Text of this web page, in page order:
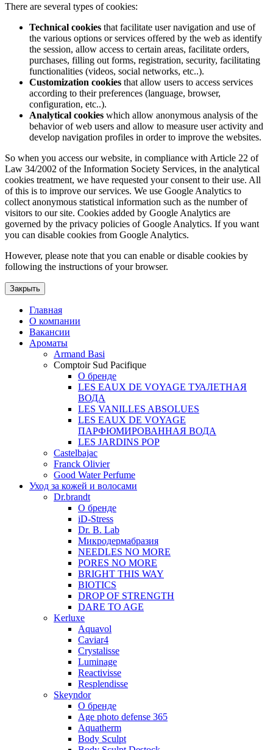
There are several types of cookies:
Technical cookies that facilitate user navigation and use of
the various options or services offered by the web as identify
the session, allow access to certain areas, facilitate orders,
purchases, filling out forms, registration, security, facilitating
functionalities (videos, social networks, etc..).
Customization cookies that allow users to access services
according to their preferences (language, browser,
configuration, etc..).
Analytical cookies which allow anonymous analysis of the
behavior of web users and allow to measure user activity and
develop navigation profiles in order to improve the websites.
So when you access our website, in compliance with Article 22 of
Law 34/2002 of the Information Society Services, in the analytical
cookies treatment, we have requested your consent to their use. All
of this is to improve our services. We use Google Analytics to
collect anonymous statistical information such as the number of
visitors to our site. Cookies added by Google Analytics are
governed by the privacy policies of Google Analytics. If you want
you can disable cookies from Google Analytics.
However, please note that you can enable or disable cookies by
following the instructions of your browser.
Закрыть
Главная
О компании
Вакансии
Ароматы
Armand Basi
Comptoir Sud Pacifique
О бренде
LES EAUX DE VOYAGE ТУАЛЕТНАЯ
ВОДА
LES VANILLES ABSOLUES
LES EAUX DE VOYAGE
ПАРФЮМИРОВАННАЯ ВОДА
LES JARDINS POP
Castelbajac
Franck Olivier
Good Water Perfume
Уход за кожей и волосами
Dr.brandt
О бренде
iD-Stress
Dr. B. Lab
Микродермабразия
NEEDLES NO MORE
PORES NO MORE
BRIGHT THIS WAY
BIOTICS
DROP OF STRENGTH
DARE TO AGE
Kerluxe
Aquavol
Caviar4
Crystalisse
Luminage
Reactivisse
Resplendisse
Skeyndor
О бренде
Age photo defense 365
Aquatherm
Body Sculpt